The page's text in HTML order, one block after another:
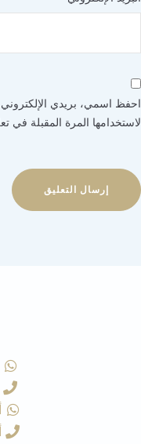
اسمي، بريدي الإلكتروني،
المرة المقبلة في